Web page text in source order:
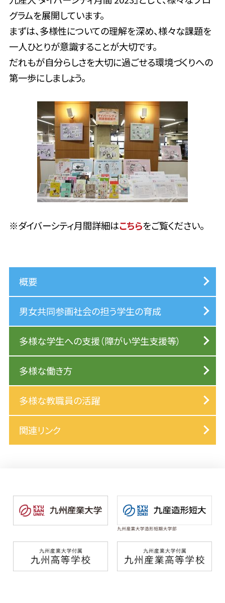
グラムを展開しています。
まずは、多様性についての理解を深め、様々な課題を
一人ひとりが意識することが大切です。
だれもが自分らしさを大切に過ごせる環境づくりへの
第一歩にしましょう。
※ダイバーシティ月間詳細はこちらをご覧ください。
概要
男女共同参画社会の担う学生の育成
多様な学生への支援（障がい学生支援等）
多様な働き方
多様な教職員の活躍
関連リンク